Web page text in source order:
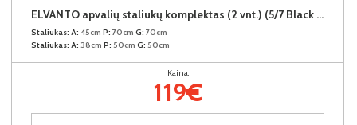
ELVANTO apvalių staliukų komplektas (2 vnt.) (5/7 Black Matt)
Staliukas: A: 45cm P: 70cm G: 70cm
Staliukas: A: 38cm P: 50cm G: 50cm
Kaina:
119€